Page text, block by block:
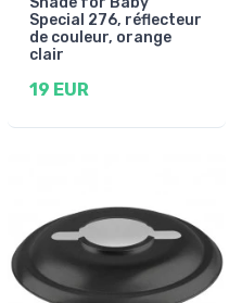
Special 276, réflecteur
de couleur, orange
clair
19 EUR